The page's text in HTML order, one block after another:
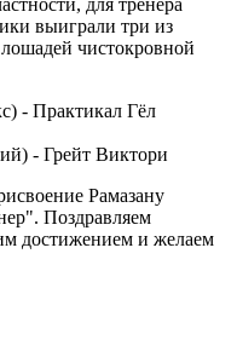
выиграли три из
чистокровной
- Практикал Гёл
- Грейт Виктори
Рамазану
Поздравляем
достижением и желаем